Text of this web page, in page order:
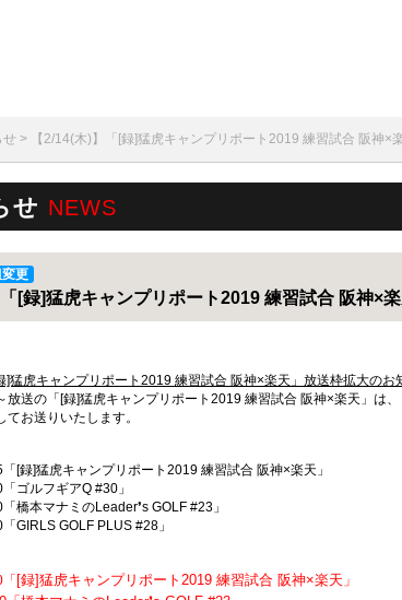
せ > 【2/14(木)】「[録]猛虎キャンプリポート2019 練習試合 阪神×
せ NEWS
更
「[録]猛虎キャンプリポート2019 練習試合 阪神×
]猛虎キャンプリポート2019 練習試合 阪神×楽天」放送枠拡大のお
送の「[録]猛虎キャンプリポート2019 練習試合 阪神×楽天」は、
お送りいたします。
[録]猛虎キャンプリポート2019 練習試合 阪神×楽天」
ゴルフギアQ #30」
橋本マナミのLeader❜s GOLF #23」
GIRLS GOLF PLUS #28」
[録]猛虎キャンプリポート2019 練習試合 阪神×楽天」